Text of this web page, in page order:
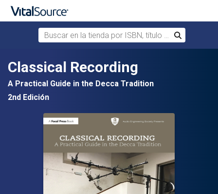
Saltar al contenido principal
Buscar en la tienda por ISBN, título o autor
Buscar
Classical Recording
A Practical Guide in the Decca Tradition
2nd Edición